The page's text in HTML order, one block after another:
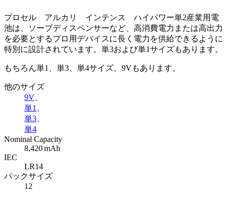
プロセル アルカリ インテンス ハイパワー単2産業用電
池は、ソープディスペンサーなど、高消費電力または高出力
を必要とするプロ用デバイスに長く電力を供給できるように
特別に設計されています。単3および単1サイズもあります。
もちろん単1、単3、単4サイズ、9Vもあります。
他のサイズ
9V
単1
単3
単4
Nominal Capacity
8,420 mAh
IEC
LR14
パックサイズ
12